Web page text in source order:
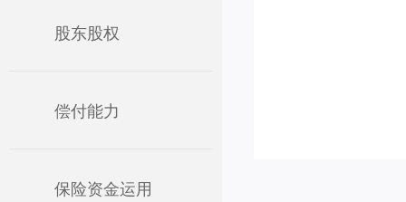
股东股权
偿付能力
保险资金运用